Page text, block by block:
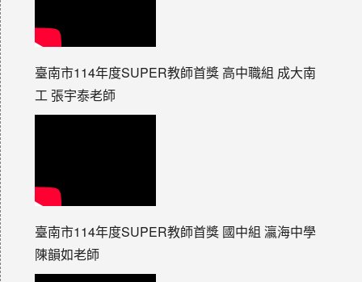
臺南市114年度SUPER教師首獎 高中職組 成大南
工 張宇泰老師
臺南市114年度SUPER教師首獎 國中組 瀛海中學
陳韻如老師